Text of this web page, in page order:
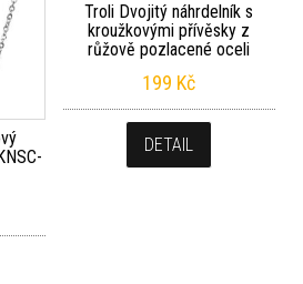
Troli Dvojitý náhrdelník s
kroužkovými přívěsky z
růžově pozlacené oceli
199 Kč
DETAIL